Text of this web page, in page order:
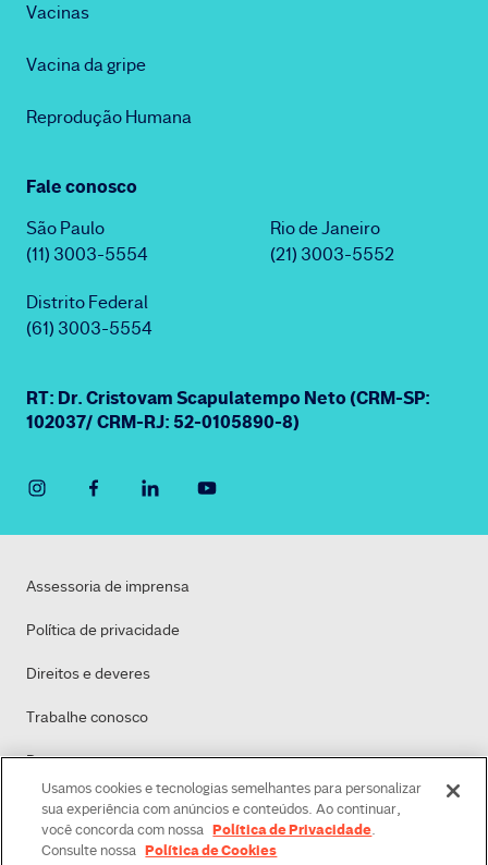
Vacinas
Vacina da gripe
Reprodução Humana
Fale conosco
São Paulo
(11) 3003-5554
Rio de Janeiro
(21) 3003-5552
Distrito Federal
(61) 3003-5554
RT: Dr. Cristovam Scapulatempo Neto (CRM-SP:
102037/ CRM-RJ: 52-0105890-8)
Assessoria de imprensa
Política de privacidade
Direitos e deveres
Trabalhe conosco
Dasa
Política de Cookies
Usamos cookies e tecnologias semelhantes para personalizar
sua experiência com anúncios e conteúdos. Ao continuar,
você concorda com nossa Política de Privacidade.
Consulte nossa Política de Cookies